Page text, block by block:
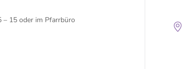
– 15 oder im Pfarrbüro